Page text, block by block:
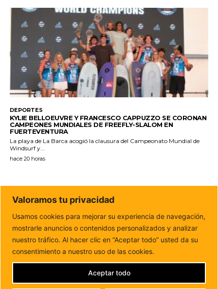
DEPORTES
KYLIE BELLOEUVRE Y FRANCESCO CAPPUZZO SE CORONAN
CAMPEONES MUNDIALES DE FREEFLY-SLALOM EN
FUERTEVENTURA
La playa de La Barca acogió la clausura del Campeonato Mundial de
Windsurf y...
hace 20 horas